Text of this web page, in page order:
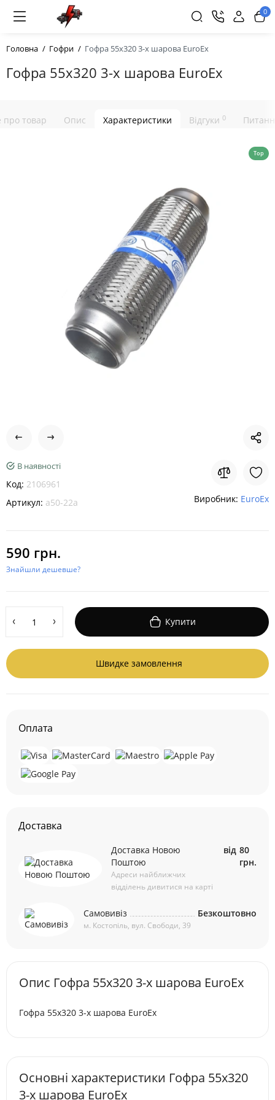
0
Головна Гофри Гофра 55х320 3-х шарова EuroEx
Гофра 55х320 3-х шарова EuroEx
про товар Опис Характеристики Відгуки 0
Top
В наявності
Код: 2106961
Артикул: a50-22a Виробник: EuroEx
590 грн.
Знайшли дешевше?
Купити
Швидке замовлення
Оплата
Доставка
Доставка Новою
Поштою
Адреси найближчих
відділень дивитися на карті
від 80
грн.
Самовивіз
м. Костопіль, вул. Свободи, 39
Безкоштовно
Опис Гофра 55х320 3-х шарова EuroEx
Гофра 55х320 3-х шарова EuroEx
Основні характеристики Гофра 55х320
3-х шарова EuroEx